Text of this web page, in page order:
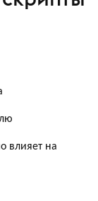
влияет на